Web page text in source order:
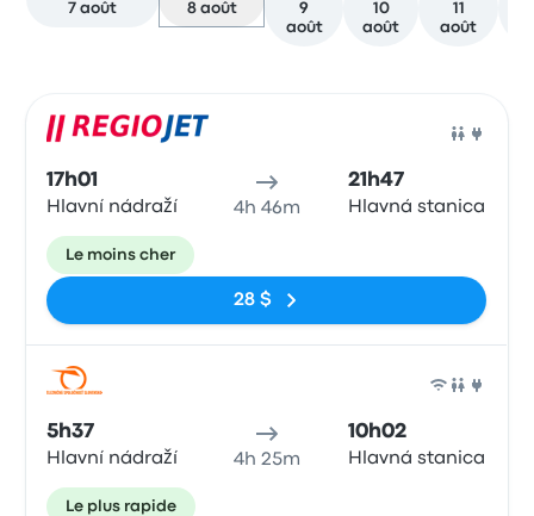
7 août
8 août
9
août
10
août
11
août
17h01
Hlavní nádraží 4h 46m
21h47
Hlavná stanica
Le moins cher
28 $
5h37
Hlavní nádraží 4h 25m
10h02
Hlavná stanica
Le plus rapide